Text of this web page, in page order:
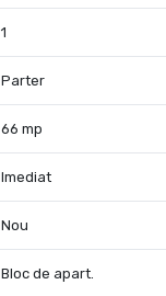
1
Parter
66 mp
Imediat
Nou
Bloc de apart.